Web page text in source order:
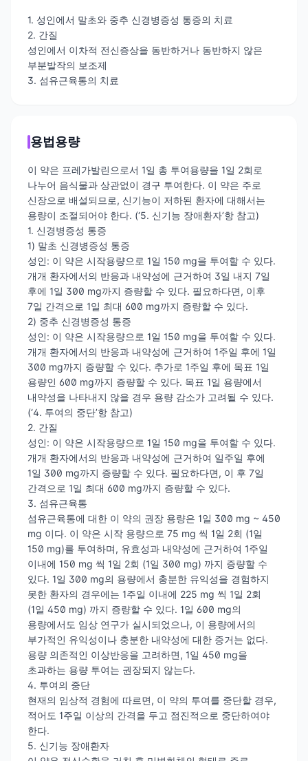
1. 성인에서 말초와 중추 신경병증성 통증의 치료
2. 간질
성인에서 이차적 전신증상을 동반하거나 동반하지 않은
부분발작의 보조제
3. 섬유근육통의 치료
용법용량
이 약은 프레가발린으로서 1일 총 투여용량을 1일 2회로
나누어 음식물과 상관없이 경구 투여한다. 이 약은 주로
신장으로 배설되므로, 신기능이 저하된 환자에 대해서는
용량이 조절되어야 한다. (‘5. 신기능 장애환자’항 참고)
1. 신경병증성 통증
1) 말초 신경병증성 통증
성인: 이 약은 시작용량으로 1일 150 mg을 투여할 수 있다.
개개 환자에서의 반응과 내약성에 근거하여 3일 내지 7일
후에 1일 300 mg까지 증량할 수 있다. 필요하다면, 이후
7일 간격으로 1일 최대 600 mg까지 증량할 수 있다.
2) 중추 신경병증성 통증
성인: 이 약은 시작용량으로 1일 150 mg을 투여할 수 있다.
개개 환자에서의 반응과 내약성에 근거하여 1주일 후에 1일
300 mg까지 증량할 수 있다. 추가로 1주일 후에 목표 1일
용량인 600 mg까지 증량할 수 있다. 목표 1일 용량에서
내약성을 나타내지 않을 경우 용량 감소가 고려될 수 있다.
(‘4. 투여의 중단’항 참고)
2. 간질
성인: 이 약은 시작용량으로 1일 150 mg을 투여할 수 있다.
개개 환자에서의 반응과 내약성에 근거하여 일주일 후에
1일 300 mg까지 증량할 수 있다. 필요하다면, 이 후 7일
간격으로 1일 최대 600 mg까지 증량할 수 있다.
3. 섬유근육통
섬유근육통에 대한 이 약의 권장 용량은 1일 300 mg ~ 450
mg 이다. 이 약은 시작 용량으로 75 mg 씩 1일 2회 (1일
150 mg)를 투여하며, 유효성과 내약성에 근거하여 1주일
이내에 150 mg 씩 1일 2회 (1일 300 mg) 까지 증량할 수
있다. 1일 300 mg의 용량에서 충분한 유익성을 경험하지
못한 환자의 경우에는 1주일 이내에 225 mg 씩 1일 2회
(1일 450 mg) 까지 증량할 수 있다. 1일 600 mg의
용량에서도 임상 연구가 실시되었으나, 이 용량에서의
부가적인 유익성이나 충분한 내약성에 대한 증거는 없다.
용량 의존적인 이상반응을 고려하면, 1일 450 mg을
초과하는 용량 투여는 권장되지 않는다.
4. 투여의 중단
현재의 임상적 경험에 따르면, 이 약의 투여를 중단할 경우,
적어도 1주일 이상의 간격을 두고 점진적으로 중단하여야
한다.
5. 신기능 장애환자